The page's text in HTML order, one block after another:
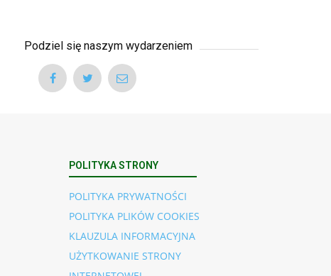
Podziel się naszym wydarzeniem
POLITYKA STRONY
POLITYKA PRYWATNOŚCI
POLITYKA PLIKÓW COOKIES
KLAUZULA INFORMACYJNA
UŻYTKOWANIE STRONY